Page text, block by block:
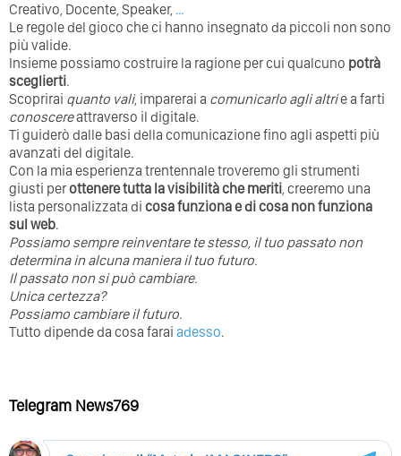
Creativo, Docente, Speaker, …
Le regole del gioco che ci hanno insegnato da piccoli non sono
più valide.
Insieme possiamo costruire la ragione per cui qualcuno potrà
sceglierti.
Scoprirai quanto vali, imparerai a comunicarlo agli altrie a farti
conoscereattraverso il digitale.
Ti guiderò dalle basi della comunicazione fino agli aspetti più
avanzati del digitale.
Con la mia esperienza trentennale troveremo gli strumenti
giusti perottenere tutta la visibilità che meriti, creeremo una
lista personalizzata di cosa funziona e di cosa non funziona
sul web.
Possiamo sempre reinventare te stesso, il tuo passato non
determina in alcuna maniera il tuo futuro. ⁣
⁣Il passato non si può cambiare.
Unica certezza?
Possiamo cambiare il futuro.
Tutto dipende da cosa farai adesso.
Telegram News769